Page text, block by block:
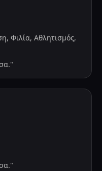
Φιλία, Αθλητισμός,
"
"